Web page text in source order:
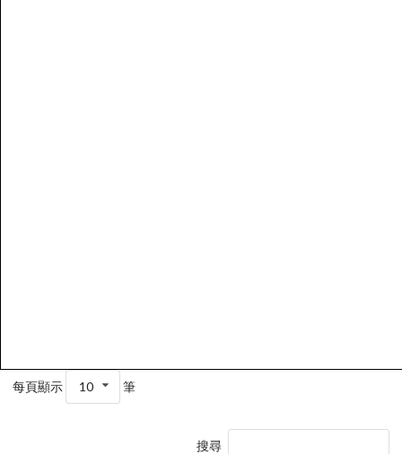
每頁顯示 10 筆
搜尋